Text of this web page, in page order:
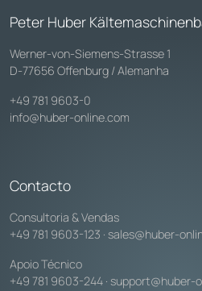
Peter Huber
Werner-von-Siemens-Strasse 1
D-77656 Offenburg / Alemanha
+49 781 9603-0
info@huber-online.com
Contacto
Consultoria & Vendas
+49 781 9603-123 · sales@huber-
Apoio Técnico
+49 781 9603-244 · support@huber-